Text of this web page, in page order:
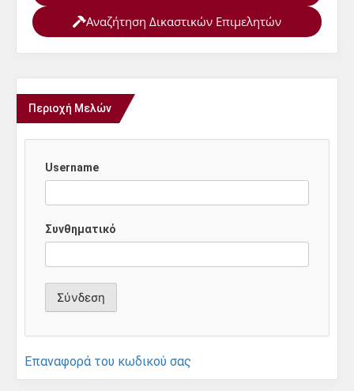
Αναζήτηση Δικαστικών Επιμελητών
Περιοχή Μελών
Username
Συνθηματικό
Επαναφορά του κωδικού σας